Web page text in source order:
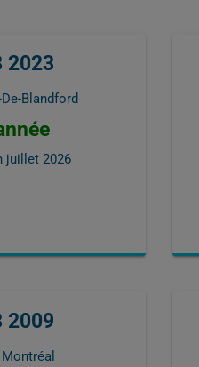
2023
Blandford
juillet 2026
2009